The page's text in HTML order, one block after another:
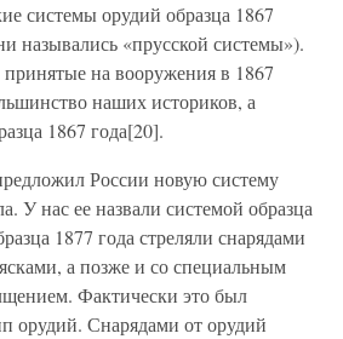
системы орудий образца 1867
назывались «прусской системы»).
на вооружения в 1867
наших историков, а
1867 года[20].
России новую систему
У нас ее назвали системой образца
1877 года стреляли снарядами
а позже и со специальным
Фактически это был
орудий. Снарядами от орудий